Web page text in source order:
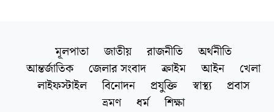
মূলপাতা জাতীয় রাজনীতি
অর্থনীতি
আন্তর্জাতিক
জেলার সংবাদ ক্রাইম আইন
খেলা
লাইফস্টাইল
বিনোদন প্রযুক্তি স্বাস্থ্য
প্রবাস
ভ্রমণ
ধর্ম শিক্ষা